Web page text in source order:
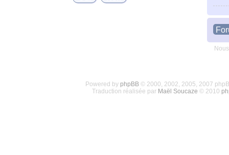
Powered by phpBB© 2000, 2002, 2005, 2007
Traduction réalisée par Maël Soucaze © 2010